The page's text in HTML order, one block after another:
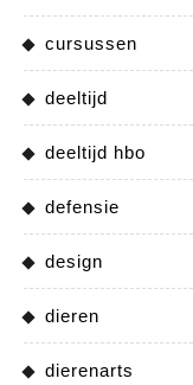
cursussen
deeltijd
deeltijd hbo
defensie
design
dieren
dierenarts